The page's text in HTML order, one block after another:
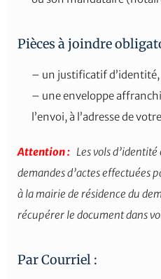
Pièces à joindre
– un justificatif d’identité,
– une enveloppe
l’envoi, à l’adresse de
Attention : Les vols
demandes d’actes effectuées
à la mairie de résidence du
récupérer le document dans
Par Courriel :